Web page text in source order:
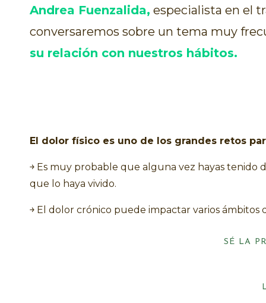
Andrea Fuenzalida, especialista en el
conversaremos sobre un tema muy
su relación con nuestros hábitos.
El dolor físico es uno de los grandes retos
￫ Es muy probable que alguna vez hayas tenido
que lo haya vivido.
￫ El dolor crónico puede impactar varios ámbitos
SÉ LA